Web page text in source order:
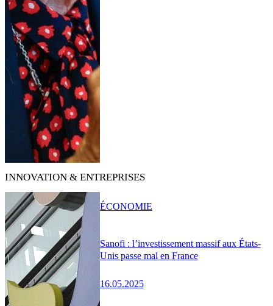
INNOVATION & ENTREPRISES
Sanofi : l’investissement massif aux États-
Unis passe mal en France
16.05.2025
ÉCONOMIE